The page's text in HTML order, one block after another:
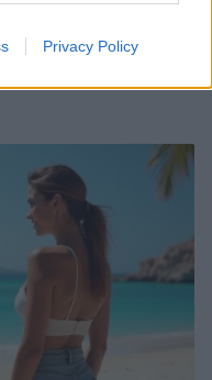
Privacy Policy